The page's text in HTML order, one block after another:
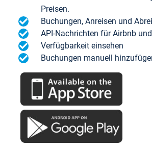
Preisen.
Buchungen, Anreisen und
API-Nachrichten für Airbnb
Verfügbarkeit einsehen
Buchungen manuell